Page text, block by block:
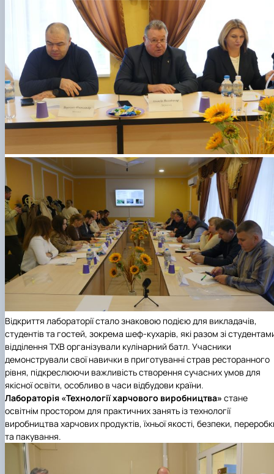
Відкриття лабораторії стало знаковою подією для викладачів,
студентів та гостей, зокрема шеф-кухарів, які разом зі
відділення ТХВ організували кулінарний батл. Учасники
демонстрували свої навички в приготуванні страв ресторанного
рівня, підкреслюючи важливість створення сучасних умов для
якісної освіти, особливо в часи відбудови країни.
Лабораторія «Технології харчового виробництва» стане
освітнім простором для практичних занять із технології
виробництва харчових продуктів, їхньої якості, безпеки,
та пакування.